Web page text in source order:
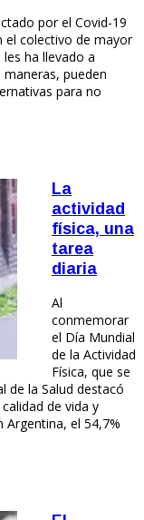
por el Covid-19
el colectivo de mayor
ha llevado a
pueden
para no
La
actividad
física, una
tarea
diaria
Al
conmemorar
el Día Mundial
de la Actividad
Física, que se
de la Salud destacó
de vida y
Argentina, el 54,7%